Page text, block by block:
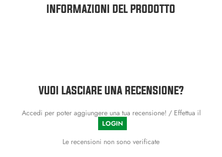
INFORMAZIONI DEL PRODOTTO
VUOI LASCIARE UNA RECENSIONE?
Accedi per poter aggiungere una tua recensione! / Effettua il
LOGIN
Le recensioni non sono verificate